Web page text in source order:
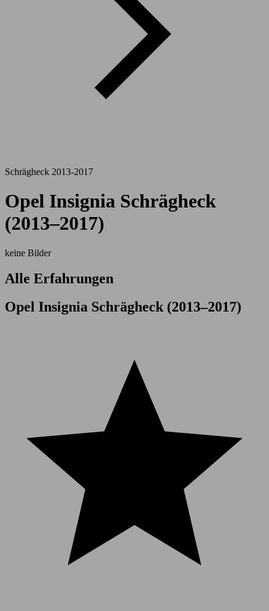
Schrägheck 2013-2017
Opel Insignia Schrägheck
(2013–2017)
keine Bilder
Alle Erfahrungen
Opel Insignia Schrägheck (2013–2017)